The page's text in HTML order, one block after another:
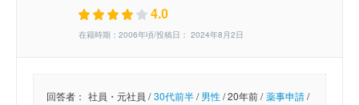
4.0
在籍時期：2006年頃/投稿日： 2024年8月2日
回答者： 社員・元社員 / 30代前半/男性/20年前 / 薬事申請/